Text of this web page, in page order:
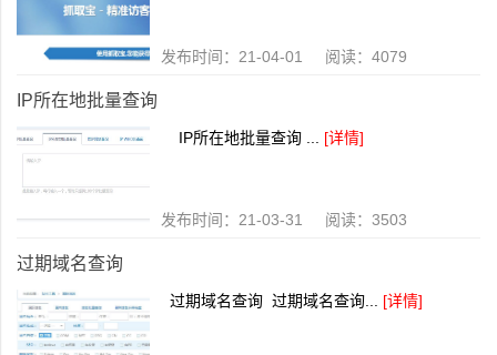
发布时间：21-04-01 阅读：4079
IP所在地批量查询
IP所在地批量查询 ... [详情]
发布时间：21-03-31 阅读：3503
过期域名查询
过期域名查询 过期域名查询... [详情]